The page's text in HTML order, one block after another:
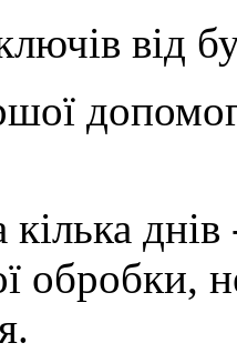
від
кілька
обробки,